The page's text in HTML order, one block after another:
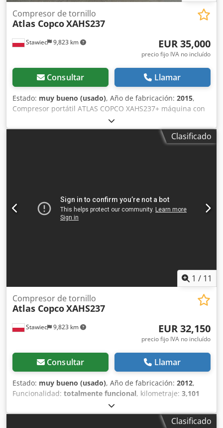
Stawiec 9,823 km
Compresor de tornillo
Atlas CopcoXAHS237
EUR 35,000
precio fijo IVA no incluído
Consultar Llamar
Estado: muy bueno (usado), Año de fabricación: 2015,
Compresor portátil ATLAS COPCO XAHS237+ máquina con
enfriador final tras servicio completo Datos técnicos:
Caudal: 14,20 m3/min; Presión de trabajo: 12 bar; Año de
fabricación: 2015; Motor: DEUTZ 6,1 Horas de
Clasificado
1 / 11
Stawiec 9,823 km
Compresor de tornillo
Atlas CopcoXAHS237
EUR 32,150
precio fijo IVA no incluído
Consultar Llamar
Estado: muy bueno (usado), Año de fabricación: 2012,
Funcionalidad: totalmente funcional, kilometraje: 3,101
, ¡Compresor portátil ATLAS COPCO XAHS237+ máquina
con enfriador final tras mantenimiento completo! Datos
técnicos: rendimiento: 14,20 m3/min; presión de trabajo:
Clasificado